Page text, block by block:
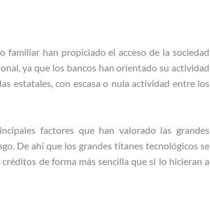
han propiciado el acceso de la sociedad
ya que los bancos han orientado su actividad
estatales, con escasa o nula actividad entre los
factores que han valorado las grandes
De ahí que los grandes titanes tecnológicos se
de forma más sencilla que si lo hicieran a